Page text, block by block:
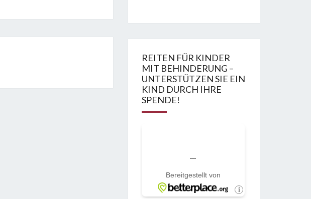
REITEN FÜR KINDER
MIT BEHINDERUNG –
UNTERSTÜTZEN SIE EIN
KIND DURCH IHRE
SPENDE!